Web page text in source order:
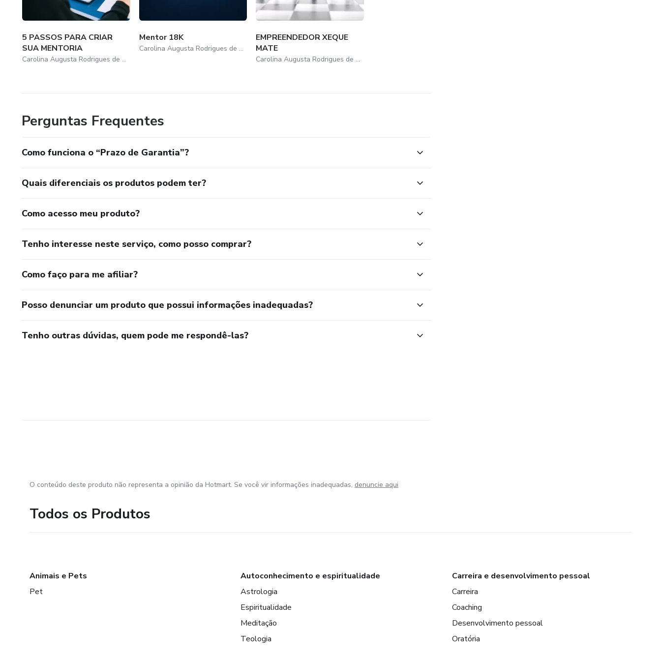
5 PASSOS PARA CRIAR
SUA MENTORIA
Carolina Augusta Rodrigues de Araujo
Mentor 18K
Carolina Augusta Rodrigues de Araujo
EMPREENDEDOR XEQUE
MATE
Carolina Augusta Rodrigues de Araujo
Perguntas Frequentes
Como funciona o “Prazo de Garantia”?
Quais diferenciais os produtos podem ter?
Como acesso meu produto?
Tenho interesse neste serviço, como posso comprar?
Como faço para me afiliar?
Posso denunciar um produto que possui informações inadequadas?
Tenho outras dúvidas, quem pode me respondê-las?
O conteúdo deste produto não representa a opinião da Hotmart. Se você vir informações inadequadas, denuncie aqui
Todos os Produtos
Animais e Pets
Pet
Autoconhecimento e espiritualidade
Astrologia
Espiritualidade
Meditação
Teologia
Carreira e desenvolvimento pessoal
Carreira
Coaching
Desenvolvimento pessoal
Oratória